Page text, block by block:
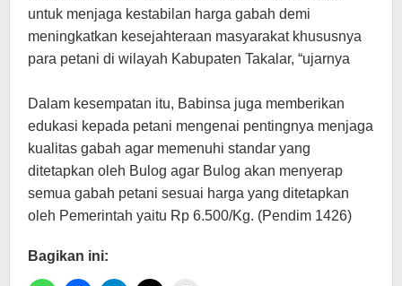
untuk menjaga kestabilan harga gabah demi
meningkatkan kesejahteraan masyarakat khususnya
para petani di wilayah Kabupaten Takalar, “ujarnya
Dalam kesempatan itu, Babinsa juga memberikan
edukasi kepada petani mengenai pentingnya menjaga
kualitas gabah agar memenuhi standar yang
ditetapkan oleh Bulog agar Bulog akan menyerap
semua gabah petani sesuai harga yang ditetapkan
oleh Pemerintah yaitu Rp 6.500/Kg. (Pendim 1426)
Bagikan ini: